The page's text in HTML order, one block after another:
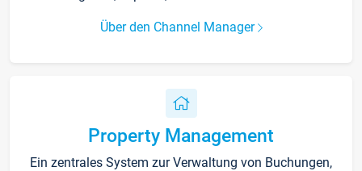
Über den Channel Manager
Property Management
Ein zentrales System zur Verwaltung von Buchungen,